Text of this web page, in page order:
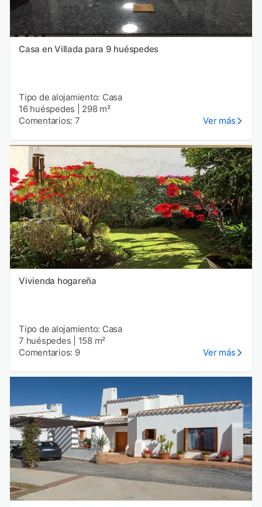
Casa en Villada para 9 huéspedes
Tipo de alojamiento: Casa
16 huéspedes
298 m²
Comentarios: 7
Ver más
Vivienda hogareña
Tipo de alojamiento: Casa
7 huéspedes
158 m²
Comentarios: 9
Ver más